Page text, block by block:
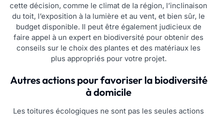
cette décision, comme le climat de la région, l’inclinaison
du toit, l’exposition à la lumière et au vent, et bien sûr, le
budget disponible. Il peut être également judicieux de
faire appel à un expert en biodiversité pour obtenir des
conseils sur le choix des plantes et des matériaux les
plus appropriés pour votre projet.
Autres actions pour favoriser la biodiversité
à domicile
Les toitures écologiques ne sont pas les seules actions